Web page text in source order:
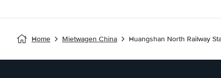
Home Mietwagen China Huangshan North Railway